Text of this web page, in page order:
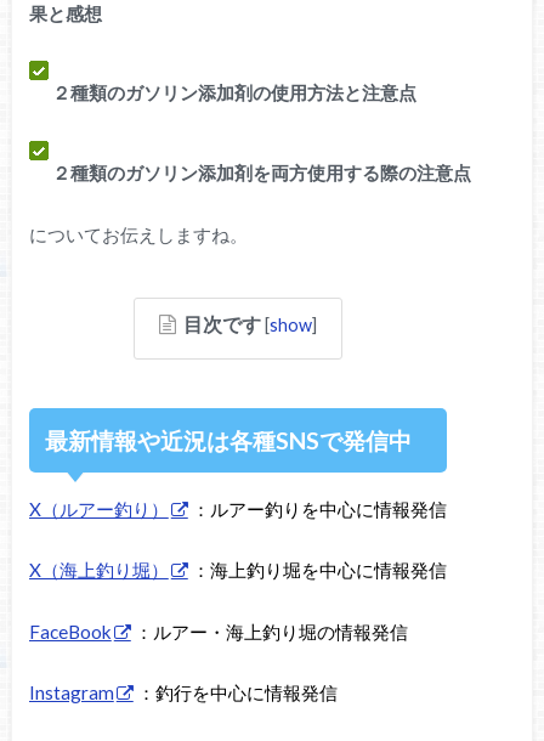
果と感想
２種類のガソリン添加剤の使用方法と注意点
２種類のガソリン添加剤を両方使用する際の注意点
についてお伝えしますね。
目次です [show]
最新情報や近況は各種SNSで発信中
X（ルアー釣り） ：ルアー釣りを中心に情報発信
X（海上釣り堀） ：海上釣り堀を中心に情報発信
FaceBook ：ルアー・海上釣り堀の情報発信
Instagram ：釣行を中心に情報発信